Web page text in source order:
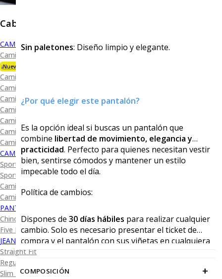
Caballero
CAMISAS
Camisa Premium Bambú
¡Nueva Colección!
Camisa Blanca
Camisa Performance
Camisa Piqué
Camisa Oxford
Camisa Lisa y Textura
Camisa Diseño
Camisa Cuadro y Raya
CAMISA SPORT
Sport Lisas
Sport Diseño
Camiseta Lisa
Camiseta Diseño
PANTALÓN CASUAL
Chino
Five Pocket
JEANS
Straight Fit
Regular Fit
Slim Fit
Sin paletones: Diseño limpio y elegante.
¿Por qué elegir este pantalón?
Es la opción ideal si buscas un pantalón que
combine libertad de movimiento, elegancia y
practicidad. Perfecto para quienes necesitan vestir
bien, sentirse cómodos y mantener un estilo
impecable todo el día.
Política de cambios:
Dispones de 30 días hábiles para realizar cualquier
cambio. Solo es necesario presentar el ticket de
compra y el pantalón con sus viñetas en cualquiera
de nuestras tiendas físicas.
COMPOSICIÓN +